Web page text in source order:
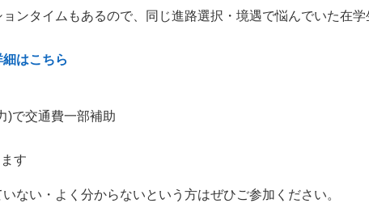
ンタイムもあるので、同じ進路選択・境遇で悩んでいた在学
はこちら
)で交通費一部補助
す
ない・よく分からないという方はぜひご参加ください。